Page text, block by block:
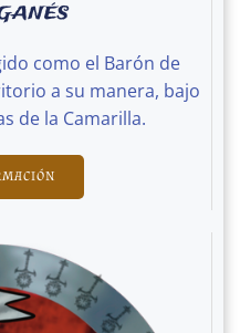
como el Barón de
a su manera, bajo
de la Camarilla.